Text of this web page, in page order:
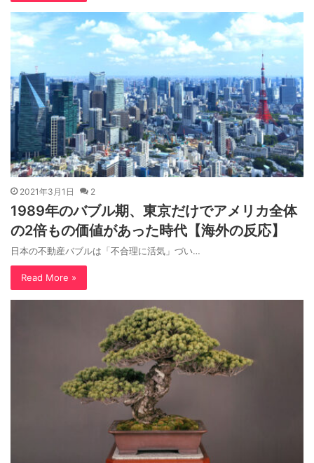
2021年3月1日 2
1989年のバブル期、東京だけでアメリカ全体
の2倍もの価値があった時代【海外の反応】
日本の不動産バブルは「不合理に活気」づい…
Read More »